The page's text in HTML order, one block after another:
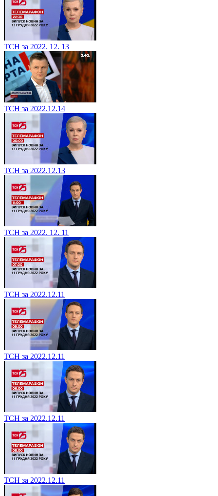
ТСН за 2022. 12. 13
ТСН за 2022.12.14
ТСН за 2022.12.13
ТСН за 2022. 12. 11
ТСН за 2022.12.11
ТСН за 2022.12.11
ТСН за 2022.12.11
ТСН за 2022.12.11